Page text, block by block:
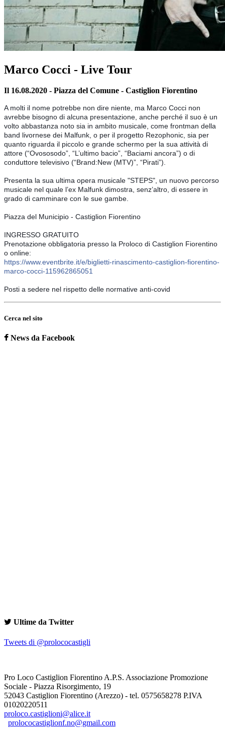
Marco Cocci - Live Tour
Il 16.08.2020 - Piazza del Comune - Castiglion Fiorentino
A molti il nome potrebbe non dire niente, ma Marco Cocci non
avrebbe bisogno di alcuna presentazione, anche perché il suo è un
volto abbastanza noto sia in ambito musicale, come frontman della
band livornese dei Malfunk, o per il progetto Rezophonic, sia per
quanto riguarda il piccolo e grande schermo per la sua attività di
attore (“Ovososodo”, “L’ultimo bacio”, “Baciami ancora”) o di
conduttore televisivo (“Brand:New (MTV)”, “Pirati”).
Presenta la sua ultima opera musicale "STEPS", un nuovo percorso
musicale nel quale l’ex Malfunk dimostra, senz’altro, di essere in
grado di camminare con le sue gambe.
Piazza del Municipio - Castiglion Fiorentino
INGRESSO GRATUITO
Prenotazione obbligatoria presso la Proloco di Castiglion Fiorentino
o online:
https://www.eventbrite.it/e/biglietti-rinascimento-castiglion-fiorentino-
marco-cocci-115962865051
Posti a sedere nel rispetto delle normative anti-covid
Cerca nel sito
News da Facebook
Ultime da Twitter
Tweets di @prolococastigli
Pro Loco Castiglion Fiorentino A.P.S. Associazione Promozione
Sociale - Piazza Risorgimento, 19
52043 Castiglion Fiorentino (Arezzo) - tel. 0575658278 P.IVA
01020220511
proloco.castiglioni@alice.it
prolococastiglionf.no@gmail.com